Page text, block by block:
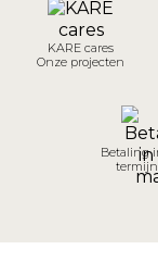
KARE cares
Onze projecten
Betaling